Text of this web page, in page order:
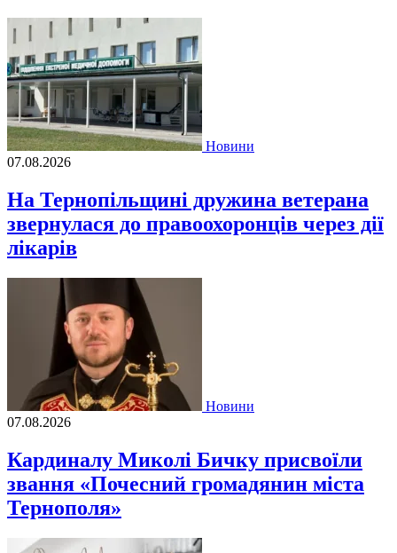
Новини
07.08.2026
На Тернопільщині дружина ветерана
звернулася до правоохоронців через дії
лікарів
Новини
07.08.2026
Кардиналу Миколі Бичку присвоїли
звання «Почесний громадянин міста
Тернополя»